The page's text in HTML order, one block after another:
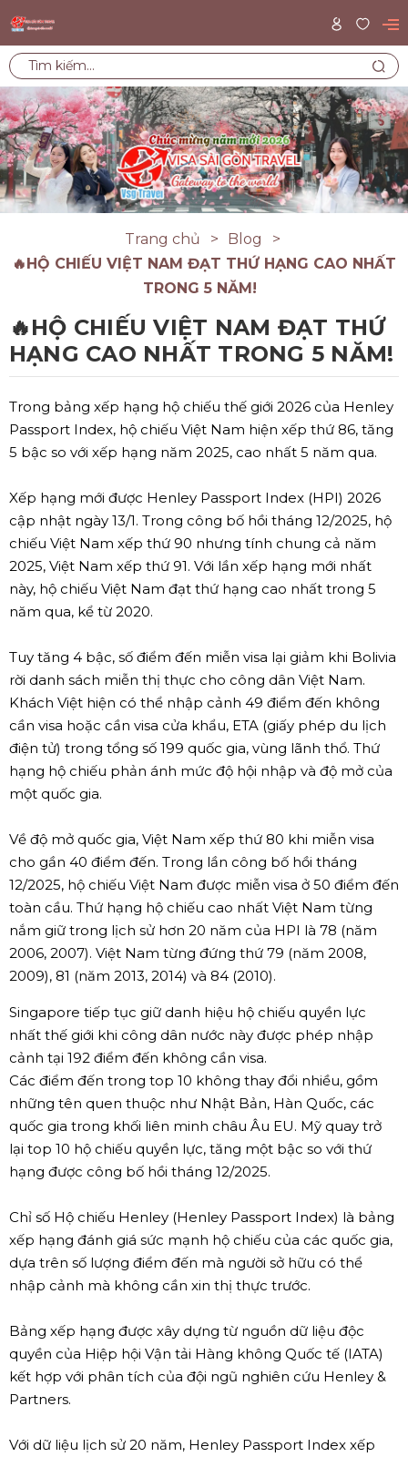
Trang chủ
Blog
🔥HỘ CHIẾU VIỆT NAM ĐẠT THỨ HẠNG CAO NHẤT
TRONG 5 NĂM!
🔥HỘ CHIẾU VIỆT NAM ĐẠT THỨ
HẠNG CAO NHẤT TRONG 5 NĂM!
Trong bảng xếp hạng hộ chiếu thế giới 2026 của Henley
Passport Index, hộ chiếu Việt Nam hiện xếp thứ 86, tăng
5 bậc so với xếp hạng năm 2025, cao nhất 5 năm qua.
Xếp hạng mới được Henley Passport Index (HPI) 2026
cập nhật ngày 13/1. Trong công bố hồi tháng 12/2025, hộ
chiếu Việt Nam xếp thứ 90 nhưng tính chung cả năm
2025, Việt Nam xếp thứ 91. Với lần xếp hạng mới nhất
này, hộ chiếu Việt Nam đạt thứ hạng cao nhất trong 5
năm qua, kể từ 2020.
Tuy tăng 4 bậc, số điểm đến miễn visa lại giảm khi Bolivia
rời danh sách miễn thị thực cho công dân Việt Nam.
Khách Việt hiện có thể nhập cảnh 49 điểm đến không
cần visa hoặc cần visa cửa khẩu, ETA (giấy phép du lịch
điện tử) trong tổng số 199 quốc gia, vùng lãnh thổ. Thứ
hạng hộ chiếu phản ánh mức độ hội nhập và độ mở của
một quốc gia.
Về độ mở quốc gia, Việt Nam xếp thứ 80 khi miễn visa
cho gần 40 điểm đến. Trong lần công bố hồi tháng
12/2025, hộ chiếu Việt Nam được miễn visa ở 50 điểm đến
toàn cầu. Thứ hạng hộ chiếu cao nhất Việt Nam từng
nắm giữ trong lịch sử hơn 20 năm của HPI là 78 (năm
2006, 2007). Việt Nam từng đứng thứ 79 (năm 2008,
2009), 81 (năm 2013, 2014) và 84 (2010).
Singapore tiếp tục giữ danh hiệu hộ chiếu quyền lực
nhất thế giới khi công dân nước này được phép nhập
cảnh tại 192 điểm đến không cần visa.
Các điểm đến trong top 10 không thay đổi nhiều, gồm
những tên quen thuộc như Nhật Bản, Hàn Quốc, các
quốc gia trong khối liên minh châu Âu EU. Mỹ quay trở
lại top 10 hộ chiếu quyền lực, tăng một bậc so với thứ
hạng được công bố hồi tháng 12/2025.
Chỉ số Hộ chiếu Henley (Henley Passport Index) là bảng
xếp hạng đánh giá sức mạnh hộ chiếu của các quốc gia,
dựa trên số lượng điểm đến mà người sở hữu có thể
nhập cảnh mà không cần xin thị thực trước.
Bảng xếp hạng được xây dựng từ nguồn dữ liệu độc
quyền của Hiệp hội Vận tải Hàng không Quốc tế (IATA)
kết hợp với phân tích của đội ngũ nghiên cứu Henley &
Partners.
Với dữ liệu lịch sử 20 năm, Henley Passport Index xếp